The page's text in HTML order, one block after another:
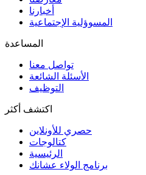
المسوؤلية الإجتماعية
تواصل معنا
الأسئلة الشائعة
التوظيف
اكتشف أكثر
حصري للأونلاين
الرئيسية
برنامج الولاء عشانك